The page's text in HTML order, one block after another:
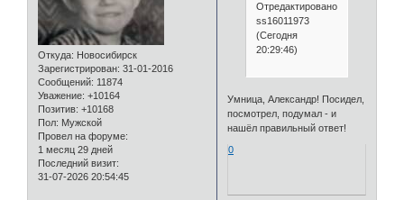
Откуда: Новосибирск
Зарегистрирован: 31-01-2016
Сообщений: 11874
Уважение: +10164
Позитив: +10168
Пол: Мужской
Провел на форуме:
1 месяц 29 дней
Последний визит:
31-07-2026 20:54:45
Отредактировано
ss16011973
(Сегодня
20:29:46)
Умница, Александр! Посидел,
посмотрел, подумал - и
нашёл правильный ответ!
0